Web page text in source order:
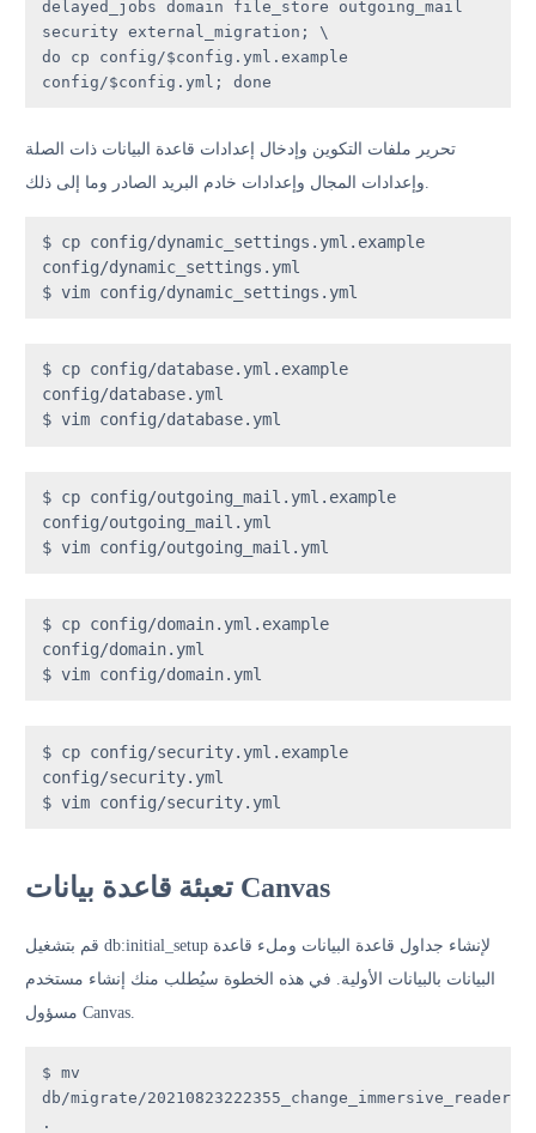
delayed_jobs domain file_store outgoing_mail
security external_migration; \
do cp config/$config.yml.example
config/$config.yml; done
تحرير ملفات التكوين وإدخال إعدادات قاعدة البيانات ذات الصلة
$ cp config/dynamic_settings.yml.example
config/dynamic_settings.yml
$ vim config/dynamic_settings.yml
$ cp config/database.yml.example
config/database.yml
$ vim config/database.yml
$ cp config/outgoing_mail.yml.example
config/outgoing_mail.yml
$ vim config/outgoing_mail.yml
$ cp config/domain.yml.example
config/domain.yml
$ vim config/domain.yml
$ cp config/security.yml.example
config/security.yml
$ vim config/security.yml
تعبئة قاعدة بيانات Canvas
قم بتشغيل db:initial_setup لإنشاء جداول قاعدة البيانات وملء قاعدة
البيانات بالبيانات الأولية. في هذه الخطوة سيُطلب منك إنشاء مستخدم
مسؤول Canvas.
$ mv
db/migrate/
.